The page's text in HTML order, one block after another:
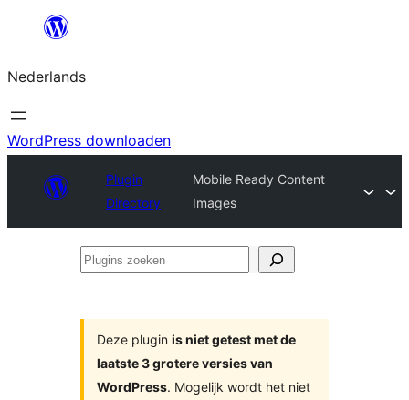
de
inhoud
Nederlands
WordPress downloaden
Plugin
Directory
Mobile Ready Content
Images
Plugins
Deze plugin is niet getest met de
laatste 3 grotere versies van
WordPress. Mogelijk wordt het niet